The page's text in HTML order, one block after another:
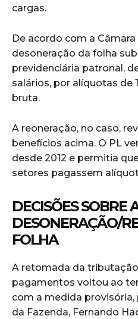
cargas.
De acordo com a
desoneração da folha
previdenciária patronal,
salários, por alíquotas de
bruta.
A reoneração, no caso,
benefícios acima. O PL
desde 2012 e permitia
setores pagassem
DECISÕES SOBRE
DESONERAÇÃO/
FOLHA
A retomada da
pagamentos voltou ao
com a medida
da Fazenda, Fernando